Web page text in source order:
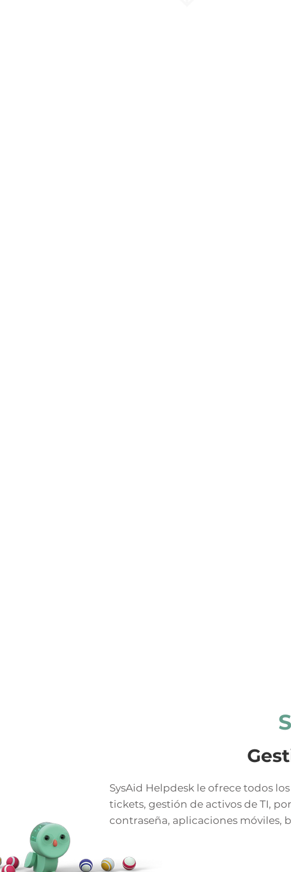
SysAid Helpdesk le ofrece todos
tickets, gestión de activos de TI,
contraseña, aplicaciones móviles,